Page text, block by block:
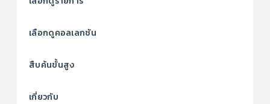
เลือกดูคอลเลกชัน
สืบค้นขั้นสูง
เกี่ยวกับ